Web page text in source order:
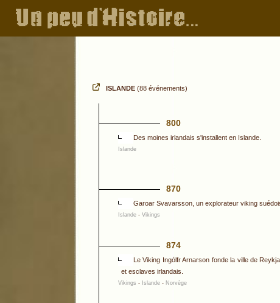
ISLANDE (88 événements)
800
Des moines irlandais s'installent en Islande.
Islande
870
Garoar Svavarsson, un explorateur viking
Islande - Vikings
874
Le Viking Ingólfr Arnarson fonde la ville de
et esclaves irlandais.
Vikings - Islande - Norvège